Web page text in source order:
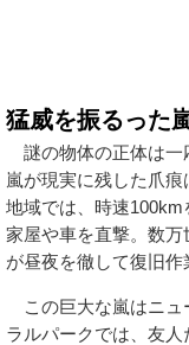
猛威を振るった
謎の物体の正体は一
嵐が現実に残した爪
地域では、時速100km
家屋や車を直撃。数
が昼夜を徹して復旧作
この巨大な嵐はニュ
ラルパークでは、友